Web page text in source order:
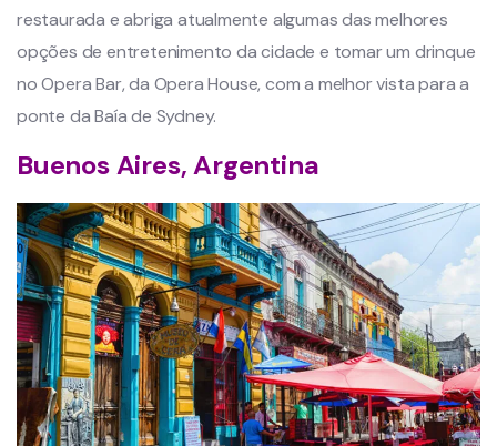
restaurada e abriga atualmente algumas das melhores
opções de entretenimento da cidade e tomar um drinque
no Opera Bar, da Opera House, com a melhor vista para a
ponte da Baía de Sydney.
Buenos Aires, Argentina